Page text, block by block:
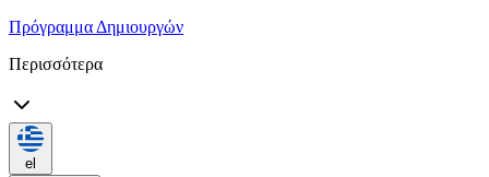
Πρόγραμμα Δημιουργών
Περισσότερα
el